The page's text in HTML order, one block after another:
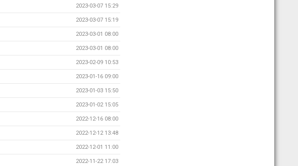
2023-03-07 15:29
2023-03-07 15:19
2023-03-01 08:00
2023-03-01 08:00
2023-02-09 10:53
2023-01-16 09:00
2023-01-03 15:50
2023-01-02 15:05
2022-12-16 08:00
2022-12-12 13:48
2022-12-01 11:00
2022-11-22 17:03